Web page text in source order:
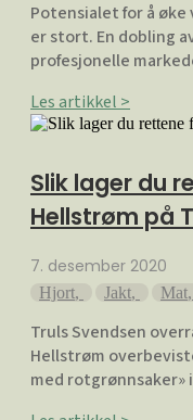
Potensialet for å
er stort. En dobling
profesjonelle
Les artikkel >
Slik lager du
Hellstrøm på
7. desember 2020
Hjort, Jakt, Mat,
Truls Svendsen
Hellstrøm
med rotgrønnsaker»